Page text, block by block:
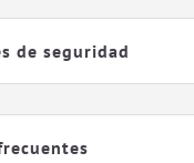
de seguridad